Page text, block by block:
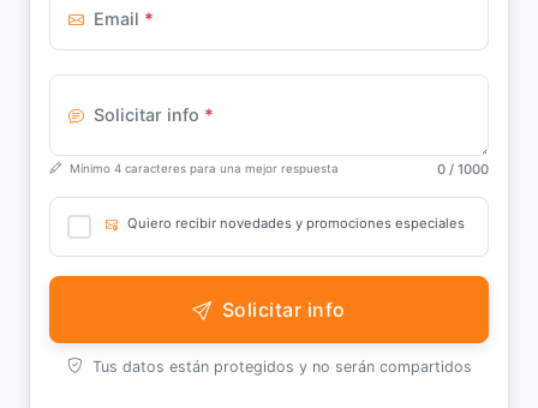
Email *
Solicitar info *
Mínimo 4 caracteres para una mejor respuesta 0 / 1000
Quiero recibir novedades y promociones especiales
Solicitar info
Tus datos están protegidos y no serán compartidos